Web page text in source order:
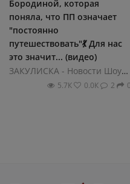
Бородиной, которая
поняла, что ПП означает
"постоянно
путешествовать"💃 Для нас
это значит... (видео)
ЗАКУЛИСКА - Новости ШоуБиза
5.7К 0.0К 2 0